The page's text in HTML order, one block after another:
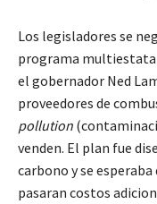
Los legisladores se
programa
el gobernador Ned
proveedores de
pollution
venden. El plan fue
carbono y se
pasaran costos